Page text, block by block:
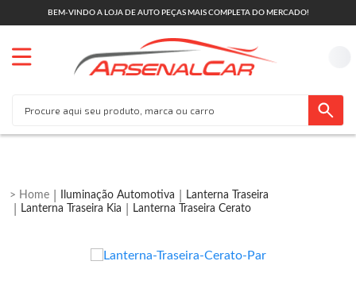
BEM-VINDO A LOJA DE AUTO PEÇAS MAIS COMPLETA DO MERCADO!
Iluminação Automotiva
Lanterna Traseira
Lanterna Traseira Kia
Lanterna Traseira Cerato